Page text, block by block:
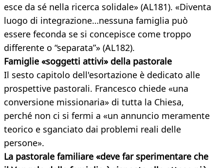
esce da sé nella ricerca solidale» (AL181). «Diventa
luogo di integrazione…nessuna famiglia può
essere feconda se si concepisce come troppo
differente o “separata”» (AL182).
Famiglie «soggetti attivi» della pastorale
Il sesto capitolo dell'esortazione è dedicato alle
prospettive pastorali. Francesco chiede «una
conversione missionaria» di tutta la Chiesa,
perché non ci si fermi a «un annuncio meramente
teorico e sganciato dai problemi reali delle
persone».
La pastorale familiare «deve far sperimentare che